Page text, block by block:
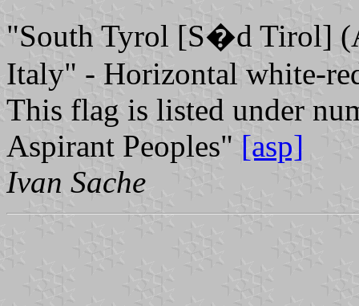
"South Tyrol [S�d Tirol]
Italy" - Horizontal white-
This flag is listed under
Aspirant Peoples" [asp]
Ivan Sache